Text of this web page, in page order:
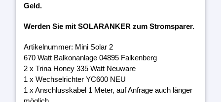
Geld.
Werden Sie mit SOLARANKER zum Stromsparer.
Artikelnummer: Mini Solar 2
670 Watt Balkonanlage 04895 Falkenberg
2 x Trina Honey 335 Watt Neuware
1 x Wechselrichter YC600 NEU
1 x Anschlusskabel 1 Meter, auf Anfrage auch länger